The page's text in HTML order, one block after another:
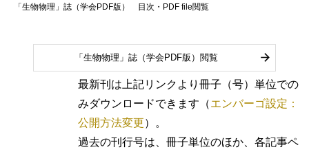
「生物物理」誌（学会PDF版） 目次・PDF file閲覧
「生物物理」誌（学会PDF版）閲覧
最新刊は上記リンクより冊子（号）単位での
みダウンロードできます（エンバーゴ設定：
公開方法変更）。
過去の刊行号は、冊子単位のほか、各記事ペ